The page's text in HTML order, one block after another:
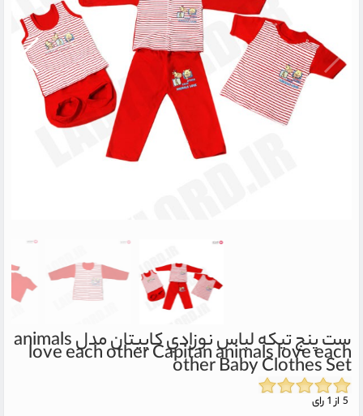
ست پنج تیکه لباس نوزادي کاپیتان مدل animals
love each otherCapitan animals love each
other Baby Clothes Set